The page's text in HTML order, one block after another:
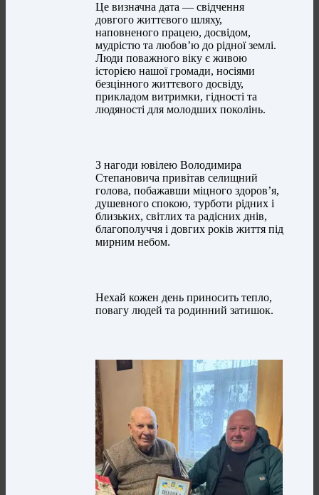
Це визначна дата — свідчення
довгого життєвого шляху,
наповненого працею, досвідом,
мудрістю та любов’ю до рідної землі.
Люди поважного віку є живою
історією нашої громади, носіями
безцінного життєвого досвіду,
прикладом витримки, гідності та
людяності для молодших поколінь.
З нагоди ювілею Володимира
Степановича привітав селищний
голова, побажавши міцного здоров’я,
душевного спокою, турботи рідних і
близьких, світлих та радісних днів,
благополуччя і довгих років життя під
мирним небом.
Нехай кожен день приносить тепло,
повагу людей та родинний затишок.